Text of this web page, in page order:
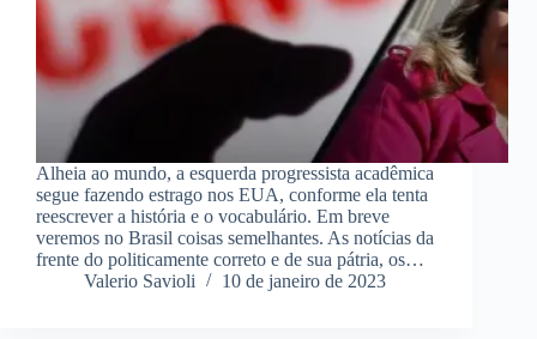
Alheia ao mundo, a esquerda progressista acadêmica
segue fazendo estrago nos EUA, conforme ela tenta
reescrever a história e o vocabulário. Em breve
veremos no Brasil coisas semelhantes. As notícias da
frente do politicamente correto e de sua pátria, os…
Valerio Savioli
10 de janeiro de 2023